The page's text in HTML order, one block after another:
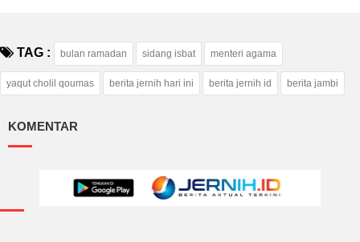
TAG : bulan ramadan sidang isbat menteri agama
yaqut cholil qoumas berita jernih hari ini berita jernih id berita jambi
KOMENTAR